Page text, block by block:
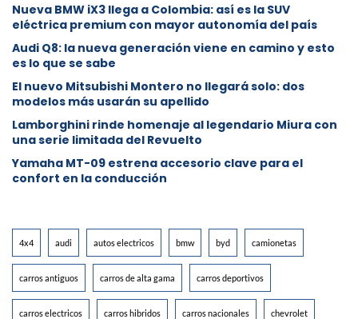
Nueva BMW iX3 llega a Colombia: así es la SUV
eléctrica premium con mayor autonomía del país
Audi Q8: la nueva generación viene en camino y esto
es lo que se sabe
⁠El nuevo Mitsubishi Montero no llegará solo: dos
modelos más usarán su apellido
Lamborghini rinde homenaje al legendario Miura con
una serie limitada del Revuelto
Yamaha MT-09 estrena accesorio clave para el
confort en la conducción
4x4 audi autos electricos bmw byd camionetas
carros antiguos carros de alta gama carros deportivos
carros electricos carros hibridos carros nacionales chevrolet